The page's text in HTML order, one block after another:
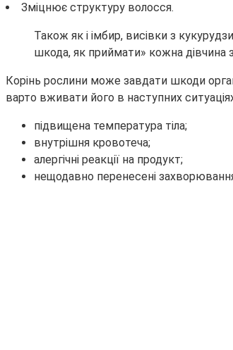
Зміцнює структуру волосся.
Також як і імбир, висівки з
шкода, як приймати» кожна дівчина
Корінь рослини може завдати шкоди
варто вживати його в наступних
підвищена температура тіла;
внутрішня кровотеча;
алергічні реакції на продукт;
нещодавно перенесені